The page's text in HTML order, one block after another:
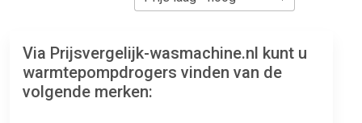
Via Prijsvergelijk-wasmachine.nl kunt u
warmtepompdrogers vinden van de
volgende merken: